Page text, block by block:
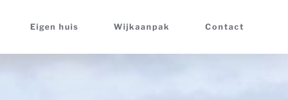
Eigen huis Wijkaanpak Contact